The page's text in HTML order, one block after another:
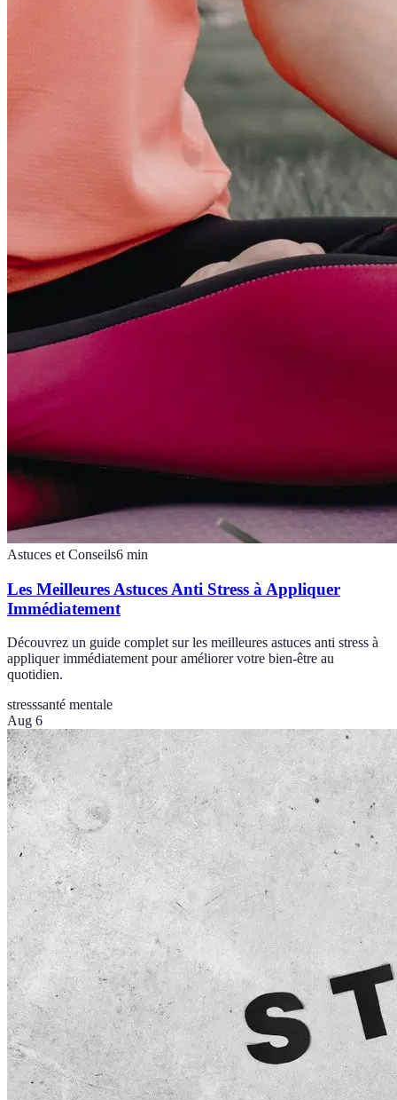
Astuces et Conseils6 min
Les Meilleures Astuces Anti Stress à Appliquer
Immédiatement
Découvrez un guide complet sur les meilleures astuces anti stress à
appliquer immédiatement pour améliorer votre bien-être au
quotidien.
stresssanté mentale
Aug 6